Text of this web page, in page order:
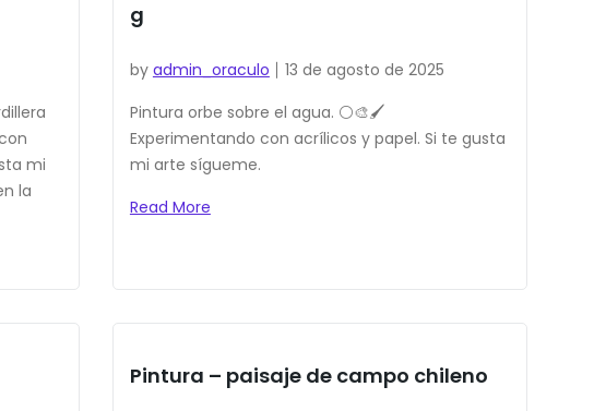
mi
la
g
by admin_oraculo
13 de agosto de 2025
Pintura orbe sobre el agua. ⚪🎨🖌️
Experimentando con acrílicos y papel. Si te gusta
mi arte sígueme.
Read More
Pintura – paisaje de campo chileno